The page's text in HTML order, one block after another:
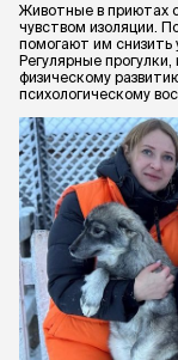
Животные в приютах
чувством изоляции.
помогают им снизить
Регулярные
физическому
психологическому